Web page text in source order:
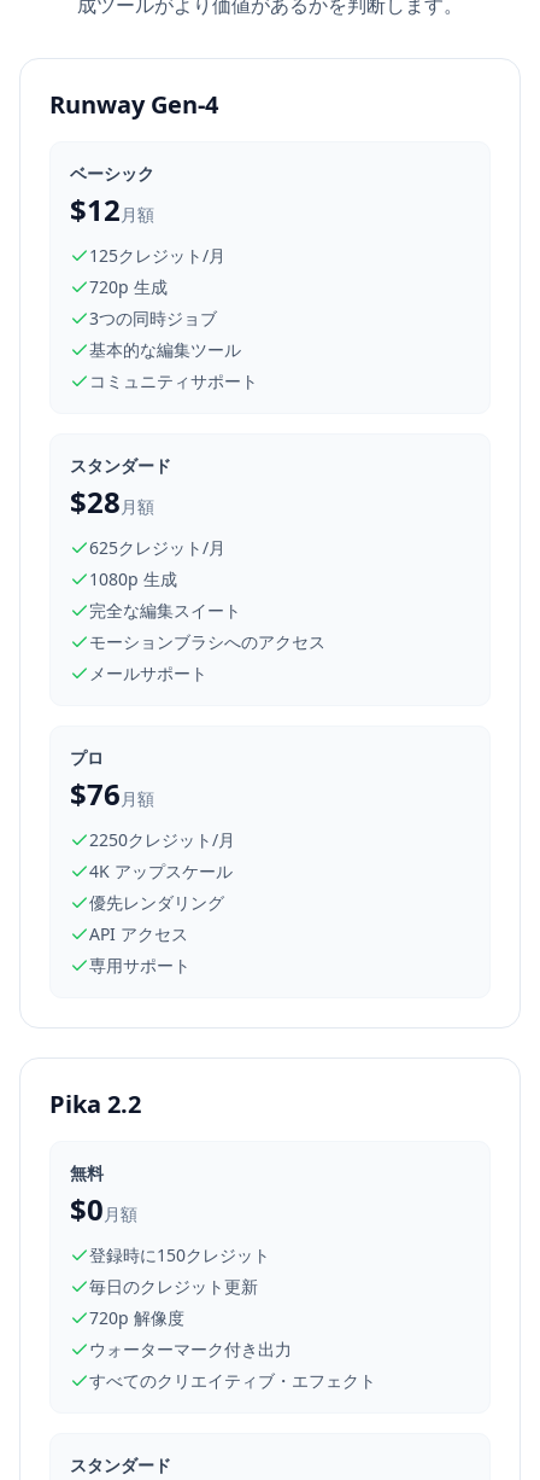
Runway Gen-4
ベーシック
$12月額
125クレジット/月
720p 生成
3つの同時ジョブ
基本的な編集ツール
コミュニティサポート
スタンダード
$28月額
625クレジット/月
1080p 生成
完全な編集スイート
モーションブラシへのアクセス
メールサポート
プロ
$76月額
2250クレジット/月
4K アップスケール
優先レンダリング
API アクセス
専用サポート
Pika 2.2
無料
$0月額
登録時に150クレジット
毎日のクレジット更新
720p 解像度
ウォーターマーク付き出力
すべてのクリエイティブ・エフェクト
スタンダード